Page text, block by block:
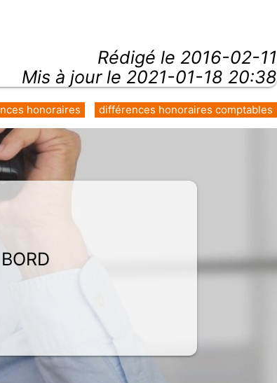
Rédigé le 2016-02-11
Mis à jour le 2021-01-18 20:38
différences honoraires comptables
honoraires